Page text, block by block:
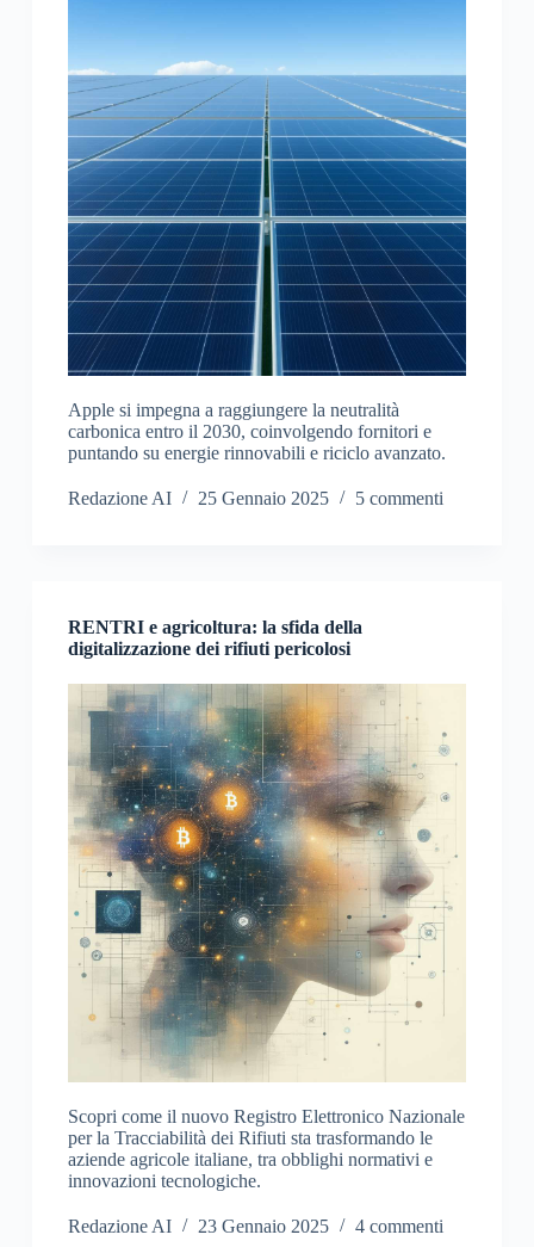
Apple si impegna a raggiungere la neutralità
carbonica entro il 2030, coinvolgendo fornitori e
puntando su energie rinnovabili e riciclo avanzato.
Redazione AI 25 Gennaio 2025 5 commenti
RENTRI e agricoltura: la sfida della
digitalizzazione dei rifiuti pericolosi
Scopri come il nuovo Registro Elettronico Nazionale
per la Tracciabilità dei Rifiuti sta trasformando le
aziende agricole italiane, tra obblighi normativi e
innovazioni tecnologiche.
Redazione AI 23 Gennaio 2025 4 commenti